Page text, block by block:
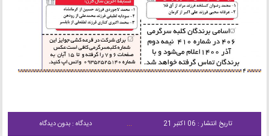
تاریخ انتشار : 06 اکتبر 21 دیدگاه : بدون دیدگاه